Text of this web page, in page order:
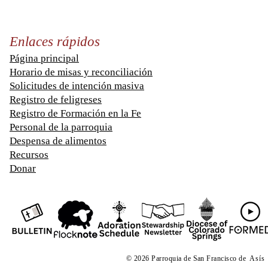
Enlaces rápidos
Página principal
Horario de misas y reconciliación
Solicitudes de intención masiva
Registro de feligreses
Registro de Formación en la Fe
Personal de la parroquia
Despensa de alimentos
Recursos
Donar
© 2026 Parroquia de San Francisco de Asís